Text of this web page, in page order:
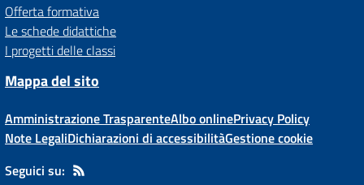
Offerta formativa
Le schede didattiche
I progetti delle classi
Mappa del sito
Amministrazione TrasparenteAlbo onlinePrivacy Policy
Note LegaliDichiarazioni di accessibilitàGestione cookie
Seguici su: